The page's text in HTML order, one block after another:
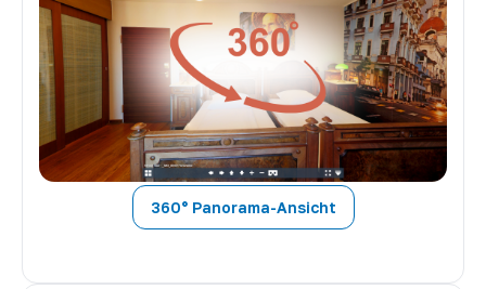
360° Panorama-Ansicht